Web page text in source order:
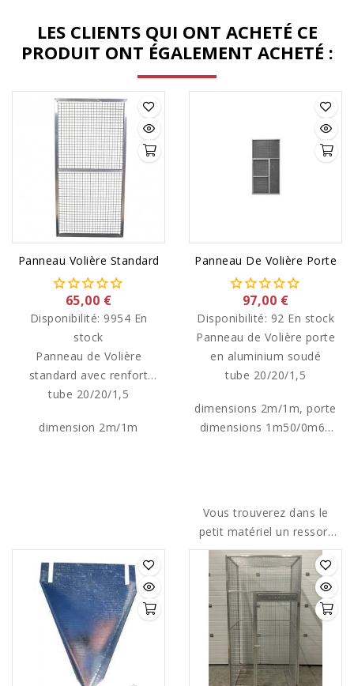
spécifique (nous contacter
avant commande)
LES CLIENTS QUI ONT ACHETÉ CE
PRODUIT ONT ÉGALEMENT ACHETÉ :
Panneau Volière Standard
65,00 €
Disponibilité: 9954 En
stock
Panneau de Volière
standard avec renfort
latéral en aluminium
tube 20/20/1,5
dimension 2m/1m
Panneau De Volière Porte
97,00 €
Disponibilité: 92 En stock
Panneau de Volière porte
en aluminium soudé
tube 20/20/1,5
dimensions 2m/1m, porte
dimensions 1m50/0m60
Vous trouverez dans le
petit matériel un ressort
de fermeture pour
bloquer la porte de
l'intérieur!